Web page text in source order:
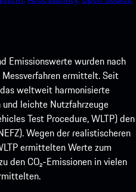
Emissionswerte wurden nach
ermittelt. Seit
weltweit harmonisierte
und leichte Nutzfahrzeuge
Test Procedure, WLTP) den
Wegen der realistischeren
ermittelten Werte zum
den CO₂-Emissionen in vielen